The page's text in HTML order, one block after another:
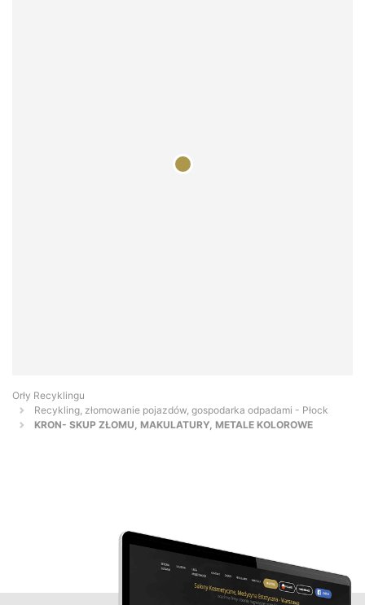
Orły Recyklingu
Recykling, złomowanie pojazdów, gospodarka odpadami - Płock
KRON- SKUP ZŁOMU, MAKULATURY, METALE KOLOROWE